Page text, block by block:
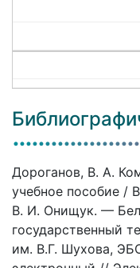
Дороганов, В. А.
учебное пособие /
В. И. Онищук. —
государственный
им. В.Г. Шухова,